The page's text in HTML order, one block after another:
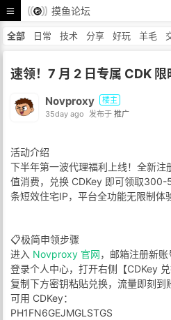
摸鱼论坛
全部 日常 技术 分享 好玩 羊毛
速领！7 月 2 日专属 CDK 限
Novproxy
楼主
35day ago
发布于 推广
活动介绍
下半年第一波代理福利上线！全新注
值消费，兑换 CDKey 即可领取
条短效住宅IP，平台全功能无限制体
📋极简申领步骤
进入 Novproxy 官网，邮箱注册新
登录个人中心，打开右侧【CDKey
复制下方密钥粘贴兑换，流量即刻到
可用 CDKey：
PH1FN6GEJMGLSTGS